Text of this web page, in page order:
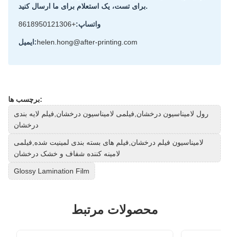
برای تست، یک استعلام برای ما ارسال کنید.
واتساپ:+8618950121306
ایمیل:helen.hong@after-printing.com
برچسب ها:
رول لامیناسیون درخشان,فیلمی لامیناسیون درخشان,فیلم لایه بندی
درخشان
لامیناسیون فیلم درخشان,فیلم های بسته بندی لمینیت شده,فیلمی
لامینه کننده شفاف و خشک درخشان
Glossy Lamination Film
محصولات مرتبط